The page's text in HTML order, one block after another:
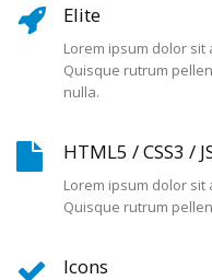
Elite
Lorem ipsum dolor sit
Quisque rutrum
nulla.
HTML5 / CSS3 /
Lorem ipsum dolor sit
Quisque rutrum
Icons